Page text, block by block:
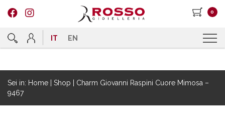
IT EN
0
Sei in: Home Shop
Charm Giovanni Raspini Cuore Mimosa –
9467